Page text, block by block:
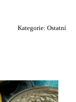
Kategorie: Ostatní